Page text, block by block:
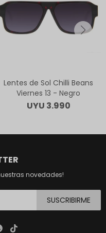
Lentes de Sol Chilli Beans
Viernes 13 - Negro
UYU 3.990
novedades!
SUSCRIBIRME
